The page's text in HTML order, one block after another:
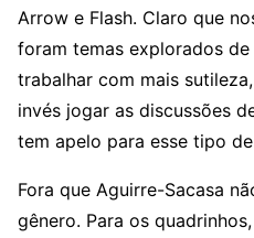
Arrow e Flash. Claro que
foram temas explorados
trabalhar com mais
invés jogar as discussões
tem apelo para esse tipo
Fora que Aguirre-Sacasa
gênero. Para os